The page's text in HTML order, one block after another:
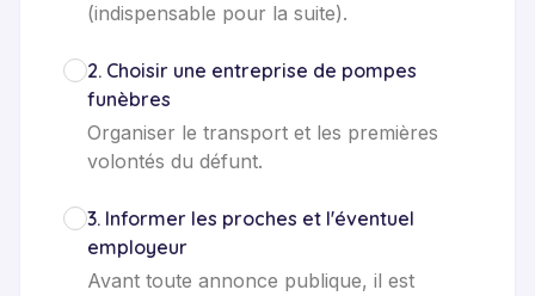
(indispensable pour la suite).
2. Choisir une entreprise de pompes
funèbres
Organiser le transport et les premières
volontés du défunt.
3. Informer les proches et l'éventuel
employeur
Avant toute annonce publique, il est